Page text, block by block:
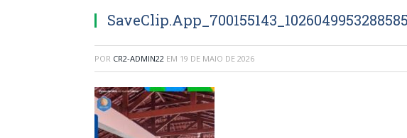
POR CR2-ADMIN22 EM 19 DE MAIO DE 2026